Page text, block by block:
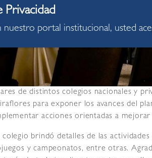
de distintos colegios nacionales y
para exponer los avances del
acciones orientadas a
colegio brindó detalles de las
y campeonatos, entre otras.
nuestro portal institucional, usted